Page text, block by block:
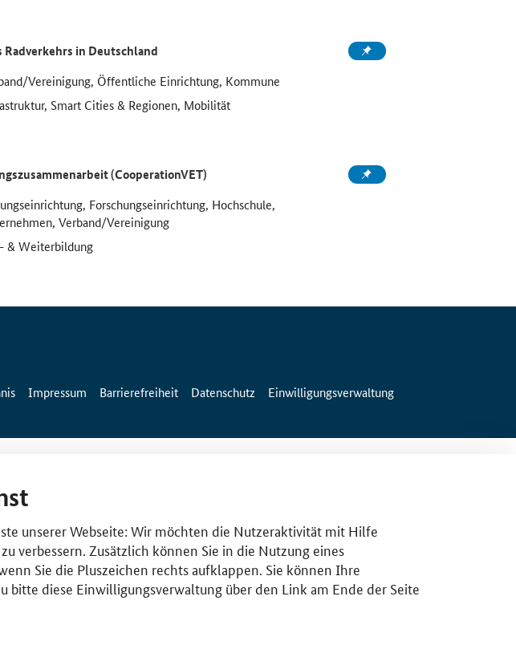
in Deutschland
Vereinigung, Öffentliche Einrichtung, Kommune
Smart Cities & Regionen, Mobilität
(CooperationVET)
Forschungseinrichtung, Hochschule,
Verband/Vereinigung
& Weiterbildung
Impressum Barrierefreiheit Datenschutz Einwilligungsverwaltung
unserer Webseite: Wir möchten die Nutzeraktivität mit Hilfe
verbessern. Zusätzlich können Sie in die Nutzung eines
Sie die Pluszeichen rechts aufklappen. Sie können Ihre
diese Einwilligungsverwaltung über den Link am Ende der Seite